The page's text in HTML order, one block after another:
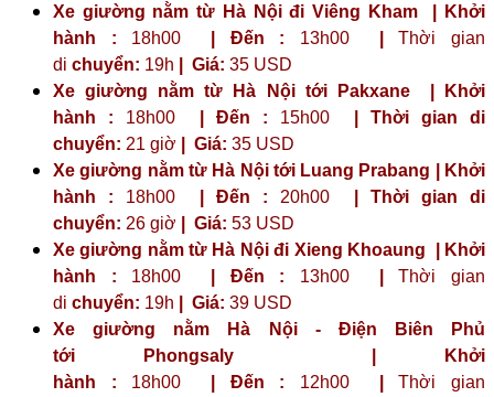
Xe giường nằm từ Hà Nội đi Viêng Kham | Khởi
hành : 18h00 | Đến : 13h00|Thời gian
di chuyển: 19h Giá: 35 USD
Xe giường nằm từ Hà Nội tới Pakxane | Khởi
hành : 18h00 | Đến : 15h00 | Thời gian di
chuyển: 21 giờ | Giá: 35 USD
Xe giường nằm từ Hà Nội tới Luang Prabang | Khởi
hành : 18h00 | Đến : 20h00 | Thời gian di
chuyển: 26 giờ | Giá: 53 USD
Xe giường nằm từ Hà Nội đi Xieng Khoaung | Khởi
hành : 18h00 | Đến : 13h00|Thời gian
di chuyển: 19h Giá: 39 USD
Xe giường nằm Hà Nội - Điện Biên Phủ
tới
Phongsaly | Khởi
hành : 18h00 | Đến : 12h00|Thời gian